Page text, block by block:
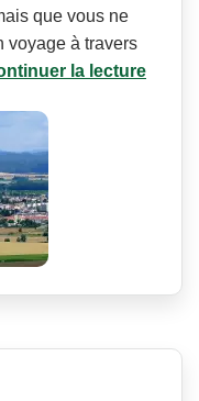
que vous ne
voyage à travers
la lecture